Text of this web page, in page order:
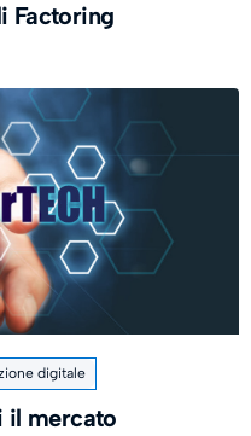
Factoring
digitale
il mercato